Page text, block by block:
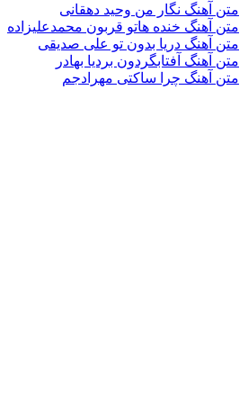
متن آهنگ نگار من وحید دهقانی
متن آهنگ خنده هاتو قربون محمدعلیزاده
متن آهنگ دریا بدون تو علی صدیقی
متن آهنگ آفتابگردون بردیا بهادر
متن آهنگ چرا ساکتی مهرادجم